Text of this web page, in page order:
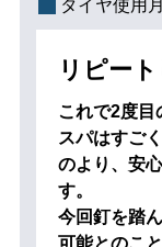
タイヤ使用
リピー
これで2度目
スパはすご
のより、安
す。
今回釘を踏